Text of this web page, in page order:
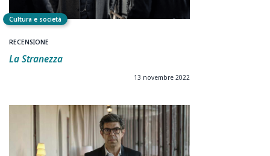
Cultura e società
RECENSIONE
La Stranezza
13 novembre 2022